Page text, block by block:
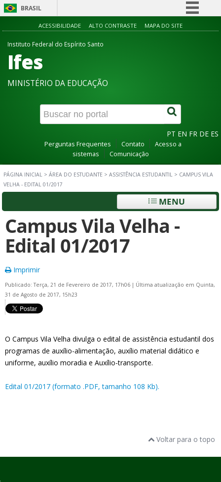
BRASIL
Simplifique!
Canais
ACESSIBILIDADE ALTO CONTRASTE MAPA DO SITE
Instituto Federal do Espírito Santo
Ifes
MINISTÉRIO DA EDUCAÇÃO
PT EN FR DE ES
Perguntas Frequentes Contato
Acesso a
sistemas
Comunicação
PÁGINA INICIAL > ÁREA DO ESTUDANTE > ASSISTÊNCIA ESTUDANTIL > CAMPUS VILA
VELHA - EDITAL 01/2017
MENU
Campus Vila Velha -
Edital 01/2017
Imprimir
Publicado: Terça, 21 de Fevereiro de 2017, 17h06 | Última atualização em Quinta,
31 de Agosto de 2017, 15h23
O Campus Vila Velha divulga o edital de assistência estudantil dos
programas de auxílio-alimentação, auxílio material didático e
uniforme, auxílio moradia e Auxílio-transporte.
Edital 01/2017 (formato .PDF, tamanho 108 Kb).
Voltar para o topo